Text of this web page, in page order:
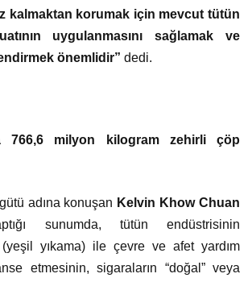
kalmaktan korumak için mevcut tütün
uygulanmasını sağlamak ve
önemlidir” dedi.
766,6 milyon kilogram zehirli çöp
adına konuşan Kelvin Khow Chuan
sunumda, tütün endüstrisinin
(yeşil yıkama) ile çevre ve afet yardım
etmesinin, sigaraların “doğal” veya